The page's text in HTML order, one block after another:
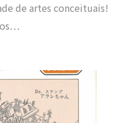
de artes conceituais!